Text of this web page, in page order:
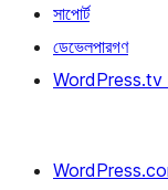
সাপোর্ট
ডেভেলপারগণ
WordPress.tv